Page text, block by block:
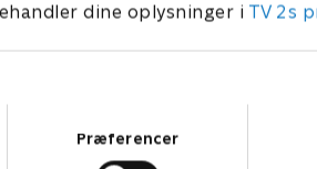
dine oplysninger i TV 2s
Præferencer